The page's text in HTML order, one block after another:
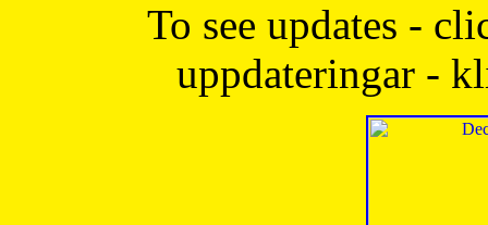
To see updates -
uppdateringar -